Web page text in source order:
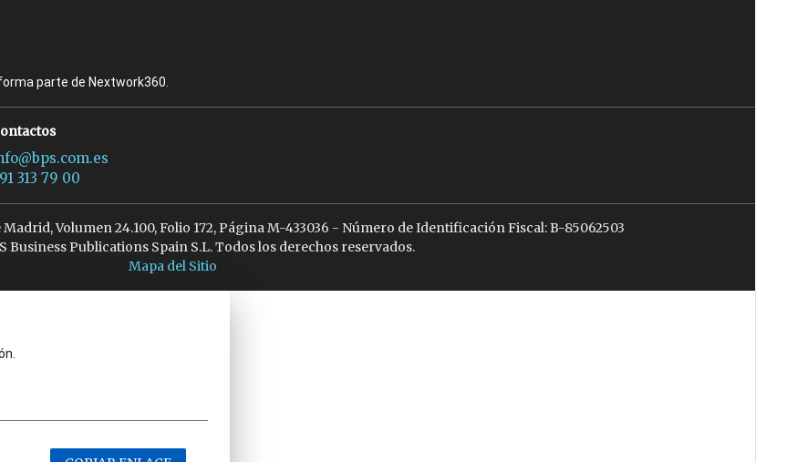
parte de Nextwork360.
313 79 00
Volumen 24.100, Folio 172, Página M-433036 - Número de Identificación Fiscal: B-85062503
Business Publications Spain S.L. Todos los derechos reservados.
Mapa del Sitio